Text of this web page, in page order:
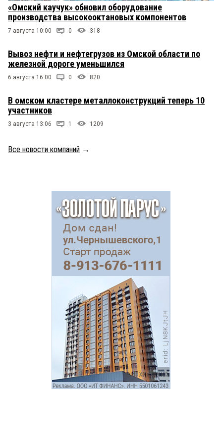
«Омский каучук» обновил оборудование
производства высокооктановых компонентов
7 августа 10:00 0 318
Вывоз нефти и нефтегрузов из Омской области по
железной дороге уменьшился
6 августа 16:00 0 820
В омском кластере металлоконструкций теперь 10
участников
3 августа 13:06 1 1209
Все новости компаний →